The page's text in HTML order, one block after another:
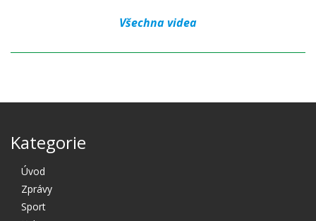
Všechna videa
Kategorie
Úvod
Zprávy
Sport